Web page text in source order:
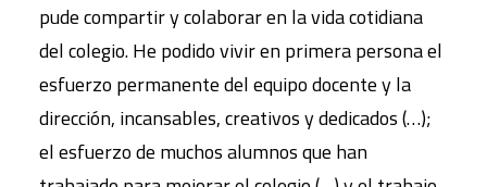
pude compartir y colaborar en la vida cotidiana
del colegio. He podido vivir en primera persona el
esfuerzo permanente del equipo docente y la
dirección, incansables, creativos y dedicados (…);
el esfuerzo de muchos alumnos que han